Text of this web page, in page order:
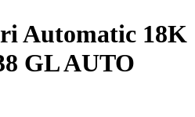
Automatic 18K
GL AUTO